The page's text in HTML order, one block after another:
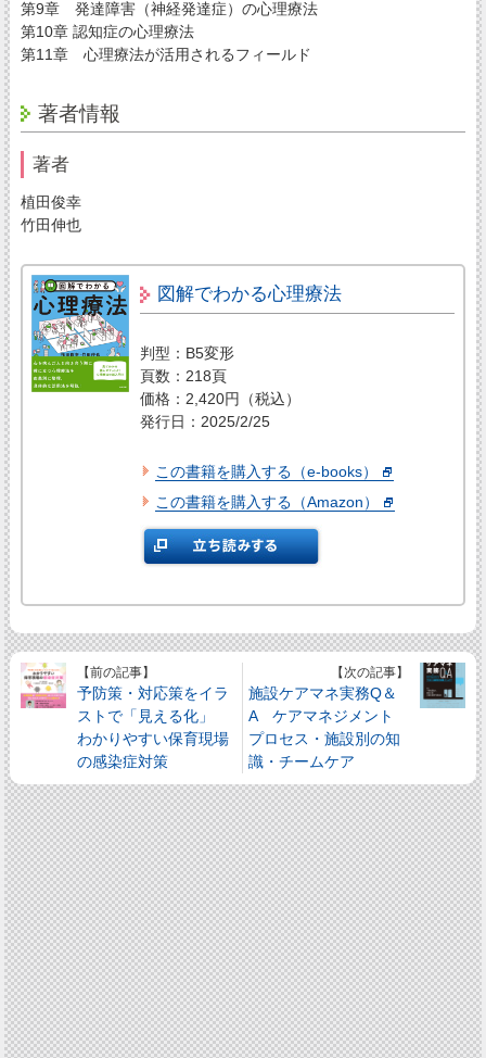
第9章 発達障害（神経発達症）の心理療法
第10章 認知症の心理療法
第11章 心理療法が活用されるフィールド
著者情報
著者
植田俊幸
竹田伸也
図解でわかる心理療法
判型：B5変形
頁数：218頁
価格：2,420円（税込）
発行日：2025/2/25
この書籍を購入する（e-books）
この書籍を購入する（Amazon）
【前の記事】
予防策・対応策をイラ
ストで「見える化」
わかりやすい保育現場
の感染症対策
【次の記事】
施設ケアマネ実務Q＆
A ケアマネジメント
プロセス・施設別の知
識・チームケア